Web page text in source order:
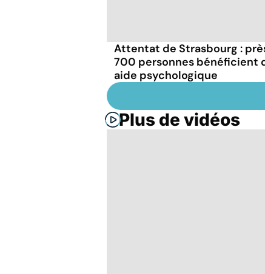
Attentat de Strasbourg :
700 personnes bénéficient
aide psychologique
Plus de vidéos